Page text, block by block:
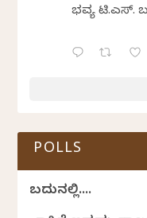
ಭವ್ಯ ಟಿ.ಎಸ್.
POLLS
ಬದುಕಿನಲ್ಲಿ....